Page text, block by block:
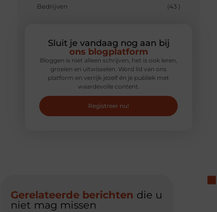
Bedrijven
(43 )
Sluit je vandaag nog aan bij
ons blogplatform
Bloggen is niet alleen schrijven, het is ook leren,
groeien en uitwisselen. Word lid van ons
platform en verrijk jezelf én je publiek met
waardevolle content.
Registreer nu!
Gerelateerde berichten die u
niet mag missen